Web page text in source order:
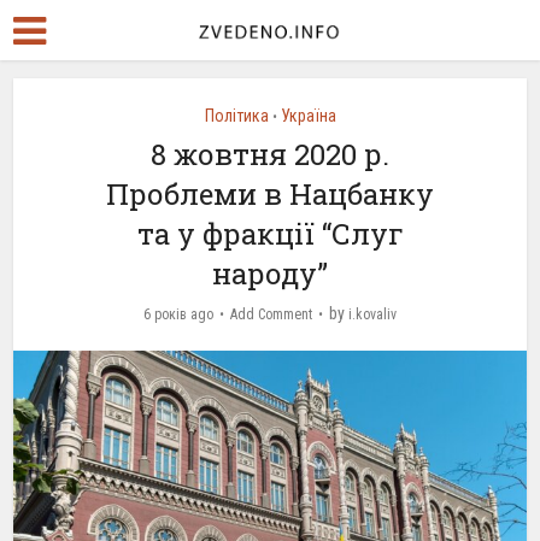
Політика • Україна
8 жовтня 2020 р.
Проблеми в Нацбанку
та у фракції “Слуг
народу”
6 років ago Add Comment by i.kovaliv